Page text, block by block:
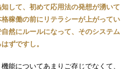
して、初めて応用法の発想が湧いて
稼働の前にリテラシーが上がってい
然にルールになって、そのシステム
ずですし。
能についてあまりご存じでなくて、